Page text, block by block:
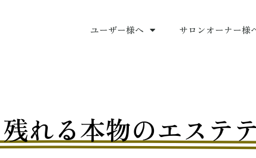
ユーザー様へ サロンオーナー様
れる本物のエステ